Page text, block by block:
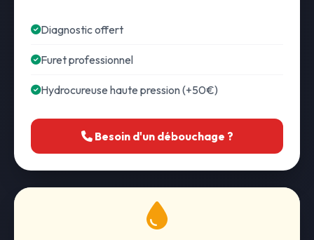
Diagnostic offert
Furet professionnel
Hydrocureuse haute pression (+50€)
Besoin d'un débouchage ?